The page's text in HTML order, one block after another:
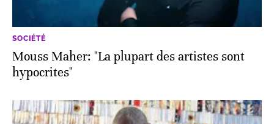
SOCIÉTÉ
Mouss Maher: "La plupart des artistes sont
hypocrites"